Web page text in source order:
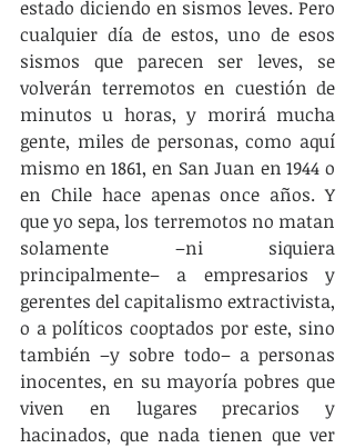
estado diciendo en sismos leves. Pero
cualquier día de estos, uno de esos
sismos que parecen ser leves, se
volverán terremotos en cuestión de
minutos u horas, y morirá mucha
gente, miles de personas, como aquí
mismo en 1861, en San Juan en 1944 o
en Chile hace apenas once años. Y
que yo sepa, los terremotos no matan
solamente –ni siquiera
principalmente– a empresarios y
gerentes del capitalismo extractivista,
o a políticos cooptados por este, sino
también –y sobre todo– a personas
inocentes, en su mayoría pobres que
viven en lugares precarios y
hacinados, que nada tienen que ver